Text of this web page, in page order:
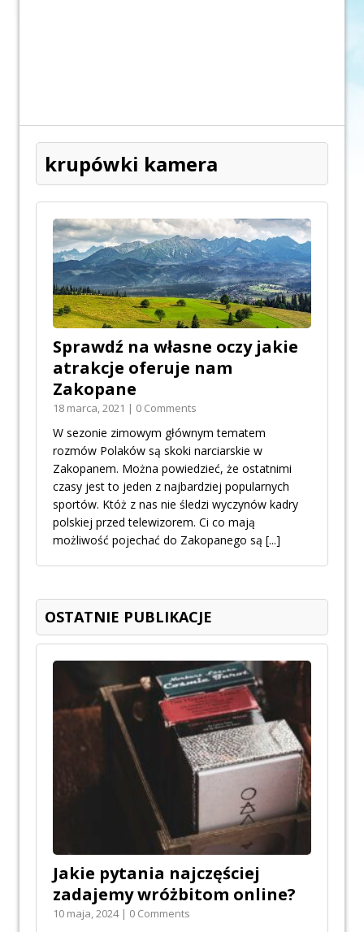
krupówki kamera
Sprawdź na własne oczy jakie
atrakcje oferuje nam
Zakopane
18 marca, 2021 | 0 Comments
W sezonie zimowym głównym tematem
rozmów Polaków są skoki narciarskie w
Zakopanem. Można powiedzieć, że ostatnimi
czasy jest to jeden z najbardziej popularnych
sportów. Któż z nas nie śledzi wyczynów kadry
polskiej przed telewizorem. Ci co mają
możliwość pojechać do Zakopanego są [...]
OSTATNIE PUBLIKACJE
Jakie pytania najczęściej
zadajemy wróżbitom online?
10 maja, 2024 | 0 Comments